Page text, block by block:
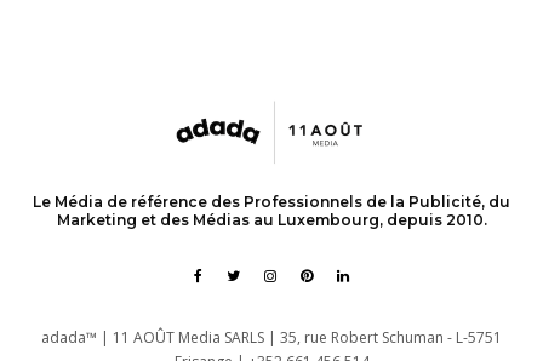
Le Média de référence des Professionnels de la Publicité, du
Marketing et des Médias au Luxembourg, depuis 2010.
adada™ | 11 AOÛT Media SARLS | 35, rue Robert Schuman - L-5751